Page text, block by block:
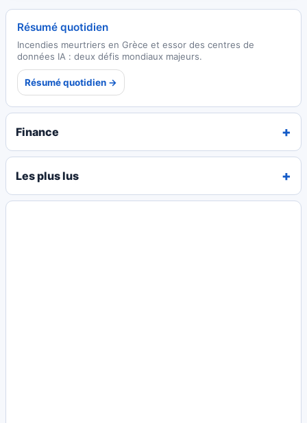
Résumé quotidien
Incendies meurtriers en Grèce et essor des centres de
données IA : deux défis mondiaux majeurs.
Résumé quotidien →
Finance
Les plus lus